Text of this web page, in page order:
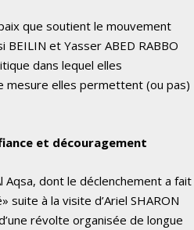
que soutient le mouvement
BEILIN et Yasser ABED RABBO
dans lequel elles
mesure elles permettent (ou pas)
et découragement
dont le déclenchement a fait
suite à la visite d’Ariel SHARON
révolte organisée de longue